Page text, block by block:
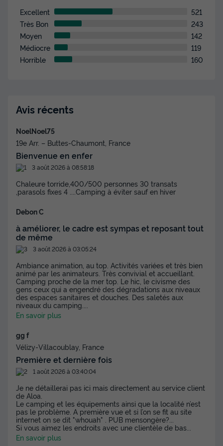
327,60 € d'économie
MOBILHOME 6 personnes - Evasion+ 6
personnes 2 chambres 28m²
28m² 6 2
Voir le plan 2D
chambres 28m²
du30/08/2026au06/09/2026
Meilleur prix pour 7 nuits
Modifier les dates
Voir les disponibilités
Excellent
521
Très Bon
243
Moyen
142
Médiocre
119
Horrible
160
Avis récents
NoelNoel75
19e Arr. – Buttes-Chaumont, France
Bienvenue en enfer
3 août 2026 à 08:58:18
Chaleure torride,400/500 personnes 30 transats
,parasols fixes 4 ....Camping à éviter sauf en hiver
Debon C
à améliorer, le cadre est sympas et reposant tout
de même
3 août 2026 à 03:05:24
Ambiance animation, au top. Activités variées et très bien
animé par les animateurs. Très convivial et accueillant.
Camping proche de la mer top. Le hic, le civisme des
gens ceux qui a engendré des dégradations aux niveaux
des espaces sanitaires et douches. Des saletés aux
niveaux du camping.
En savoir plus
gg f
Vélizy-Villacoublay, France
Première et dernière fois
1 août 2026 à 03:40:04
Je ne détaillerai pas ici mais directement au service client
de Aloa.
Le camping et les équipements ainsi que la localité n’est
pas le problème. A première vue et si l’on se fit au site
internet on se dit "whouah" . PUB mensongère?...
Si vous aimez les endroits avec une clientèle de bas
En savoir plus